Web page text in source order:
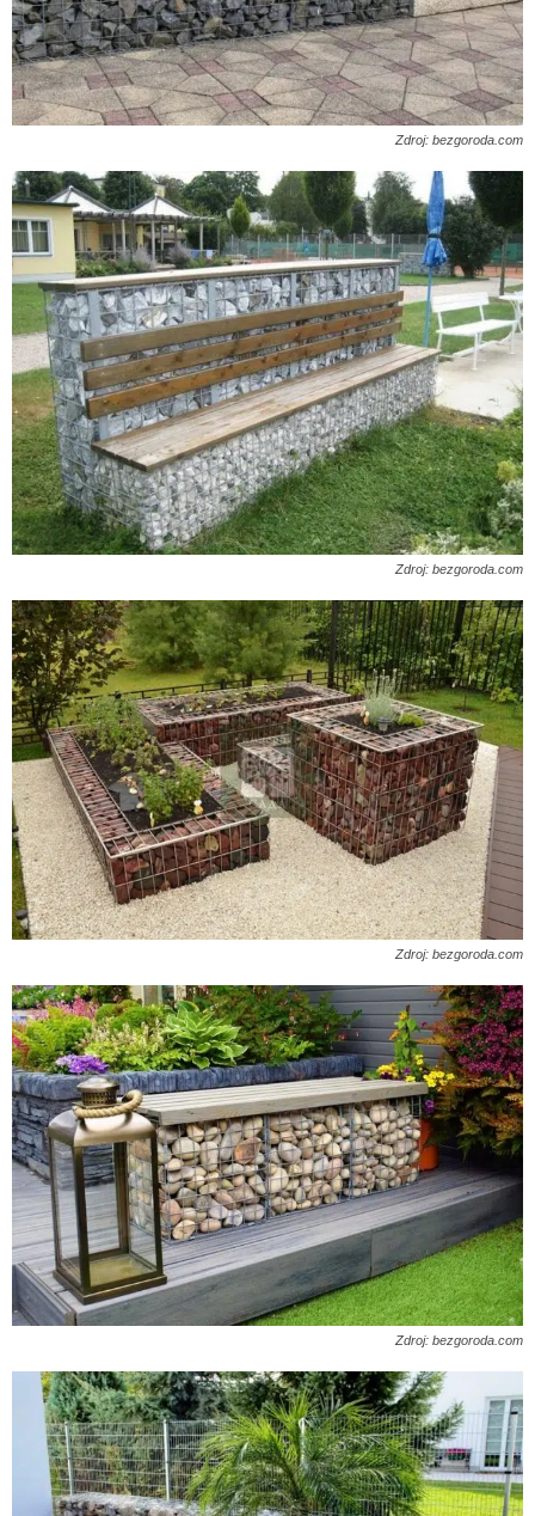
Zdroj: bezgoroda.com
Zdroj: bezgoroda.com
Zdroj: bezgoroda.com
Zdroj: bezgoroda.com